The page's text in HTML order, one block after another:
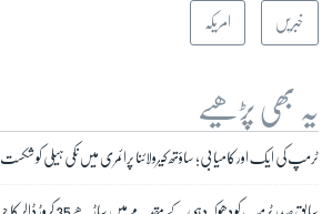
خبریں امریکہ
یہ بھی پڑھیے
ٹرمپ کی ایک اور کامیابی؛ ساؤتھ کیرولائنا پرائمری میں نکی ہیلی کو شکست
سابق صدر ٹرمپ کو دھوکہ دہی کے مقدمے میں ساڑھے 35 کروڑ ڈالر کا جرمانہ